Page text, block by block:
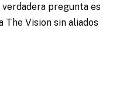
pregunta es
The Vision sin aliados